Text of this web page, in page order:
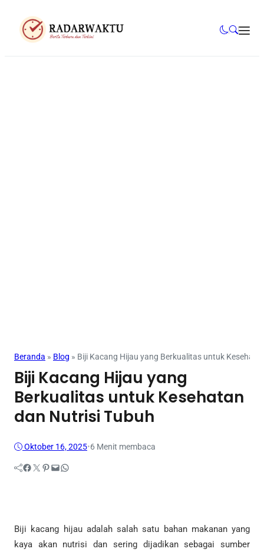
Beranda » Blog » Biji Kacang Hijau yang Berkualitas untuk
Biji Kacang Hijau yang
Berkualitas untuk Kesehatan
dan Nutrisi Tubuh
Oktober 16, 2025•6 Menit membaca
Facebook Twitter Pinterest Mail WhatsApp
Biji kacang hijau adalah salah satu bahan makanan yang
kaya akan nutrisi dan sering dijadikan sebagai sumber